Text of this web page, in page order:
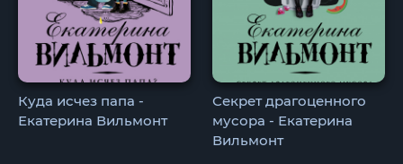
Куда исчез папа -
Екатерина Вильмонт
Секрет драгоценного
мусора - Екатерина
Вильмонт